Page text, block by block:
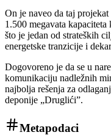
On je naveo da taj
1.500 megavata
što je jedan od strateških
energetske tranzicije i
Dogovoreno je da se u
komunikaciju nadležnih
najbolja rešenja za
deponije „Druglići”.
Metapodaci